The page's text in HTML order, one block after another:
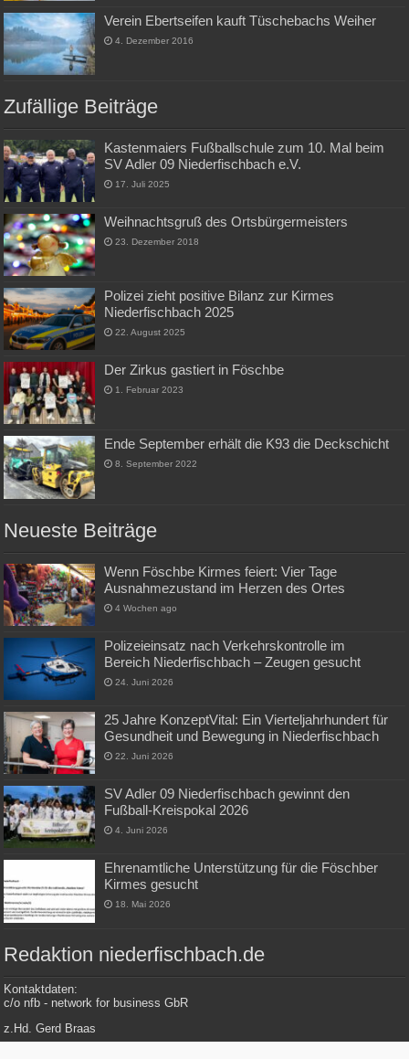
Verein Ebertseifen kauft Tüschebachs Weiher
4. Dezember 2016
Zufällige Beiträge
Kastenmaiers Fußballschule zum 10. Mal beim
SV Adler 09 Niederfischbach e.V.
17. Juli 2025
Weihnachtsgruß des Ortsbürgermeisters
23. Dezember 2018
Polizei zieht positive Bilanz zur Kirmes
Niederfischbach 2025
22. August 2025
Der Zirkus gastiert in Föschbe
1. Februar 2023
Ende September erhält die K93 die Deckschicht
8. September 2022
Neueste Beiträge
Wenn Föschbe Kirmes feiert: Vier Tage
Ausnahmezustand im Herzen des Ortes
4 Wochen ago
Polizeieinsatz nach Verkehrskontrolle im
Bereich Niederfischbach – Zeugen gesucht
24. Juni 2026
25 Jahre KonzeptVital: Ein Vierteljahrhundert für
Gesundheit und Bewegung in Niederfischbach
22. Juni 2026
SV Adler 09 Niederfischbach gewinnt den
Fußball-Kreispokal 2026
4. Juni 2026
Ehrenamtliche Unterstützung für die Föschber
Kirmes gesucht
18. Mai 2026
Redaktion niederfischbach.de
Kontaktdaten:
c/o nfb - network for business GbR
z.Hd. Gerd Braas